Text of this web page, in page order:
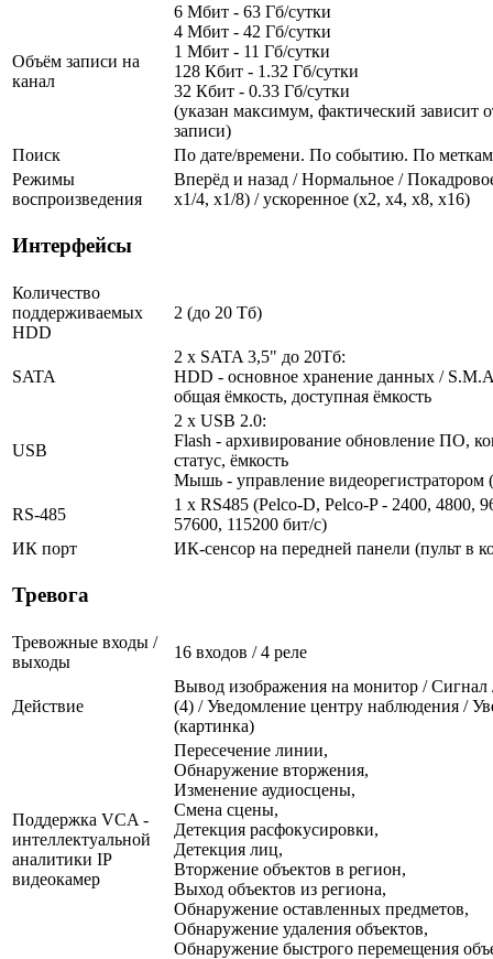
Объём записи на
канал
6 Мбит - 63 Гб/сутки
4 Мбит - 42 Гб/сутки
1 Мбит - 11 Гб/сутки
128 Кбит - 1.32 Гб/сутки
32 Кбит - 0.33 Гб/сутки
(указан максимум, фактический зависит
записи)
Поиск
По дате/времени. По событию. По
Режимы
воспроизведения
Вперёд и назад / Нормальное /
х1/4, х1/8) / ускоренное (х2, х4, х8, х16)
Интерфейсы
Количество
поддерживаемых
HDD
2 (до 20 Тб)
SATA
2 x SATA 3,5" до 20Тб:
HDD - основное хранение данных /
общая ёмкость, доступная ёмкость
USB
2 x USB 2.0:
Flash - архивирование обновление ПО,
статус, ёмкость
Мышь - управление видеорегистратором
RS-485
1 x RS485 (Pelco-D, Pelco-P - 2400, 4800,
57600, 115200 бит/с)
ИК порт
ИК-сенсор на передней панели (пульт в
Тревога
Тревожные входы /
выходы
16 входов / 4 реле
Действие
Вывод изображения на монитор / Сигнал
(4) / Уведомление центру наблюдения /
(картинка)
Поддержка VCA -
интеллектуальной
аналитики IP
видеокамер
Пересечение линии,
Обнаружение вторжения,
Изменение аудиосцены,
Смена сцены,
Детекция расфокусировки,
Детекция лиц,
Вторжение объектов в регион,
Выход объектов из региона,
Обнаружение оставленных предметов,
Обнаружение удаления объектов,
Обнаружение быстрого перемещения